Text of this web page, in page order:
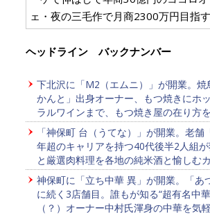
ェ・夜の三毛作で月商2300万円目指
ヘッドライン バックナンバー
下北沢に「M2（エムニ）」が開業。焼
かんと」出身オーナー、もつ焼きにホ
ラルワインまで、もつ焼き屋の在り方
「神保町 台（うてな）」が開業。老舗
年超のキャリアを持つ40代後半2人組
と厳選肉料理を各地の純米酒と愉しむ
神保町に「立ち中華 異」が開業。「あ
に続く3店舗目。誰もが知る“超有名中
（？）オーナー中村氏渾身の中華を気